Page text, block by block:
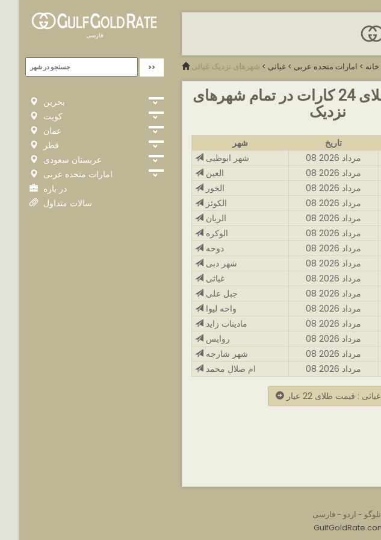
فارسی
بحرین
کویت
عمان
قطر
عربستان سعودی
امارات متحده عربی
در باره
سالات متداول
خانه > امارات متحده عربی > غیاثی > شهرهای نزدیک غیاثی
غیاثی : نرخ طلای 24 کارات در تمام شهرهای
نزدیک
شهر تاریخ
شهر ابوظبی
08 مرداد 2026
العین
08 مرداد 2026
الخور
08 مرداد 2026
الکوئز
08 مرداد 2026
الریان
08 مرداد 2026
الوکره
08 مرداد 2026
دوحه
08 مرداد 2026
شهر دبی
08 مرداد 2026
غیاثی
08 مرداد 2026
جبل علی
08 مرداد 2026
واحه لیوا
08 مرداد 2026
مادینات زاید
08 مرداد 2026
روایس
08 مرداد 2026
شهر شارجه
08 مرداد 2026
ام صلال محمد
08 مرداد 2026
غیاثی : قیمت طلای 22 عیار
تلوگو - اردو - فارسی